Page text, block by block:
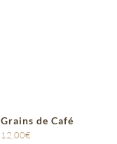
Grains de Café
12,00€